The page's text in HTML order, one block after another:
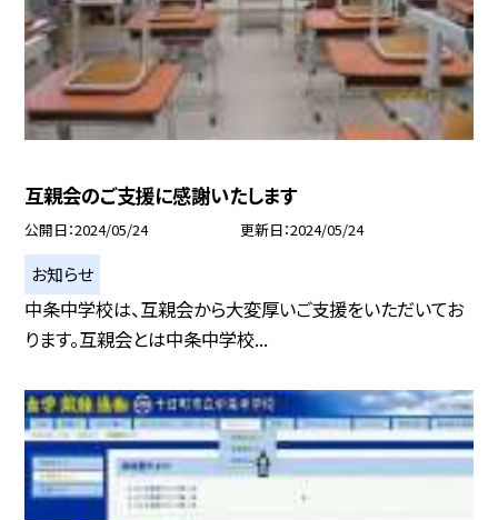
互親会のご支援に感謝いたします
公開日 2024/05/24 更新日 2024/05/24
お知らせ
中条中学校は、互親会から大変厚いご支援をいただいてお
ります。互親会とは中条中学校...